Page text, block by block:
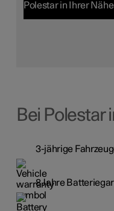
Polestar in Ihrer Nähe
Bei Polestar
3-jährige
8 Jahre